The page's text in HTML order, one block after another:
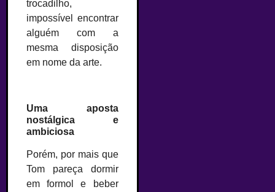
trocadilho,
impossível encontrar
alguém com a
mesma disposição
em nome da arte.
Uma aposta
nostálgica e
ambiciosa
Porém, por mais que
Tom pareça dormir
em formol e beber